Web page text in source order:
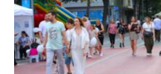
Comment*